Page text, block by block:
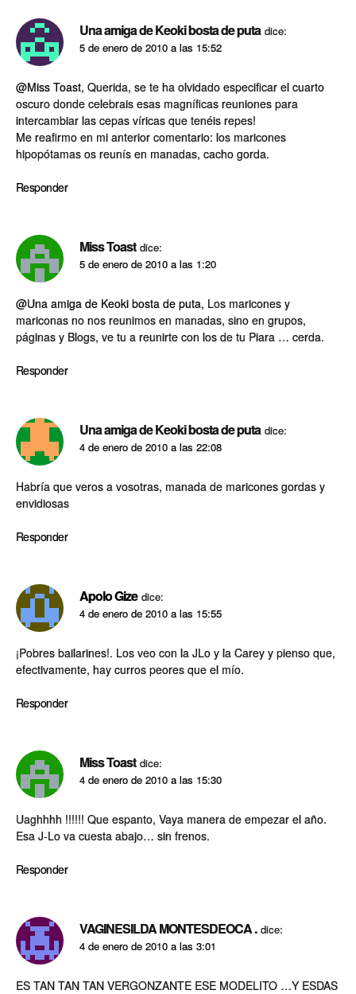
Una amiga de Keoki bosta de puta dice:
5 de enero de 2010 a las 15:52
@Miss Toast, Querida, se te ha olvidado especificar el cuarto
oscuro donde celebrais esas magní­ficas reuniones para
intercambiar las cepas ví­ricas que tenéis repes!
Me reafirmo en mi anterior comentario: los maricones
hipopótamas os reuní­s en manadas, cacho gorda.
Responder
Miss Toast dice:
5 de enero de 2010 a las 1:20
@Una amiga de Keoki bosta de puta, Los maricones y
mariconas no nos reunimos en manadas, sino en grupos,
páginas y Blogs, ve tu a reunirte con los de tu Piara … cerda.
Responder
Una amiga de Keoki bosta de puta dice:
4 de enero de 2010 a las 22:08
Habrí­a que veros a vosotras, manada de maricones gordas y
envidiosas
Responder
Apolo Gize dice:
4 de enero de 2010 a las 15:55
¡Pobres bailarines!. Los veo con la JLo y la Carey y pienso que,
efectivamente, hay curros peores que el mí­o.
Responder
Miss Toast dice:
4 de enero de 2010 a las 15:30
Uaghhhh !!!!!! Que espanto, Vaya manera de empezar el año.
Esa J-Lo va cuesta abajo… sin frenos.
Responder
VAGINESILDA MONTESDEOCA . dice:
4 de enero de 2010 a las 3:01
ES TAN TAN TAN VERGONZANTE ESE MODELITO …Y ESDAS